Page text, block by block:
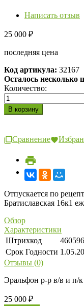
Написать отзыв
25 000 ₽
последняя цена
Код артикула: 32167
Осталось несколько
Количество:
Сравнение
Отпускается по
Братиславская 16к1
Обзор
Характеристики
Штрихкод
Срок Годности
Отзывы (0)
Эральфон р-р в/в и п/
25 000 ₽